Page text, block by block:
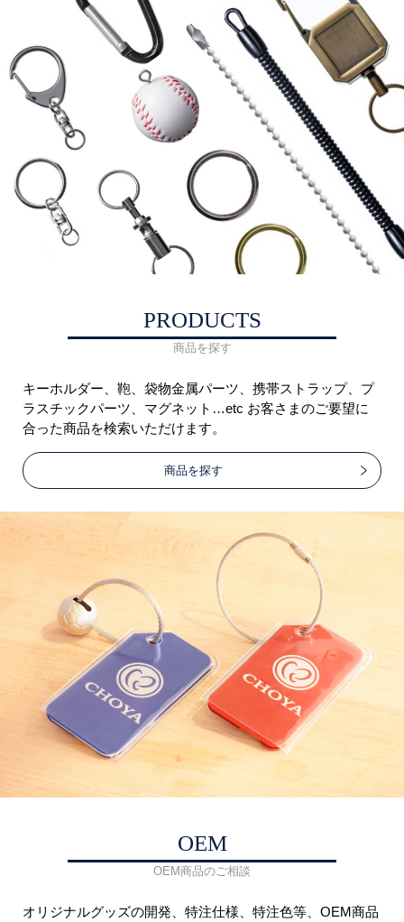
PRODUCTS
商品を探す
キーホルダー、鞄、袋物金属パーツ、携帯ストラップ、プ
ラスチックパーツ、マグネット…etc お客さまのご要望に
合った商品を検索いただけます。
商品を探す
OEM
OEM商品のご相談
オリジナルグッズの開発、特注仕様、特注色等、OEM商品